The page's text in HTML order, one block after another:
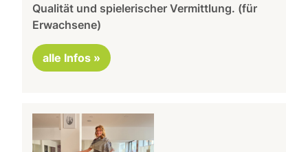
Qualität und spielerischer Vermittlung. (für
Erwachsene)
alle Infos »